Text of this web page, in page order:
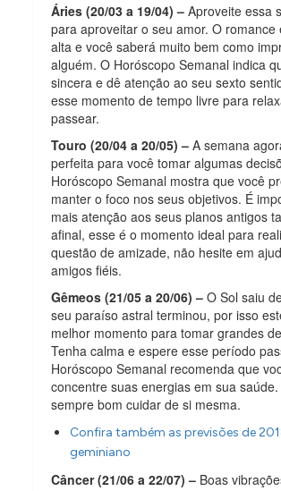
Áries (20/03 a 19/04) – Aproveite essa
para aproveitar o seu amor. O romance
alta e você saberá muito bem como
alguém. O Horóscopo Semanal indica
sincera e dê atenção ao seu sexto
esse momento de tempo livre para
passear.
Touro (20/04 a 20/05) – A semana
perfeita para você tomar algumas
Horóscopo Semanal mostra que você
manter o foco nos seus objetivos. É
mais atenção aos seus planos antigos
afinal, esse é o momento ideal para
questão de amizade, não hesite em
amigos fiéis.
Gêmeos (21/05 a 20/06) – O Sol saiu
seu paraíso astral terminou, por isso
melhor momento para tomar grandes
Tenha calma e espere esse período
Horóscopo Semanal recomenda que
concentre suas energias em sua
sempre bom cuidar de si mesma.
Confira também as previsões de
geminiano
Câncer (21/06 a 22/07) – Boas